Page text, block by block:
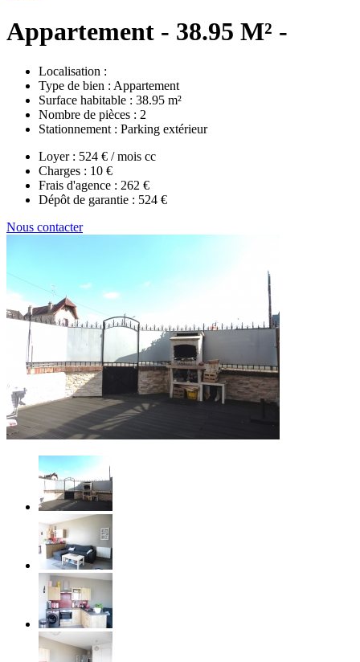
Appartement - 38.95 M² -
Localisation :
Type de bien : Appartement
Surface habitable : 38.95 m²
Nombre de pièces : 2
Stationnement : Parking extérieur
Loyer : 524 € / mois cc
Charges : 10 €
Frais d'agence : 262 €
Dépôt de garantie : 524 €
Nous contacter